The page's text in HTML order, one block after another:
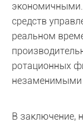
экономичными.
средств
реальном
ротационных
незаменимыми
В заключение,